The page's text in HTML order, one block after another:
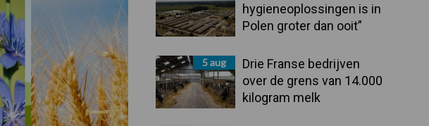
hygieneoplossingen is in
Polen groter dan ooit”
5 aug
Drie Franse bedrijven
over de grens van 14.000
kilogram melk